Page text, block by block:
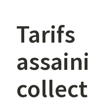
Tarifs